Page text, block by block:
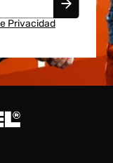
Privacidad